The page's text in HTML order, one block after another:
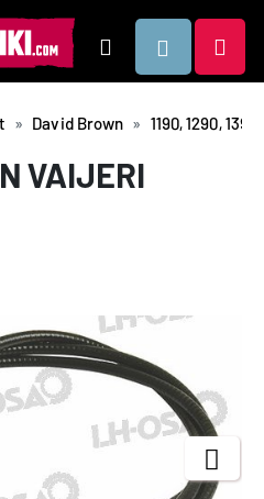
Hae
David Brown 1190, 1290,
VAIJERI
Next